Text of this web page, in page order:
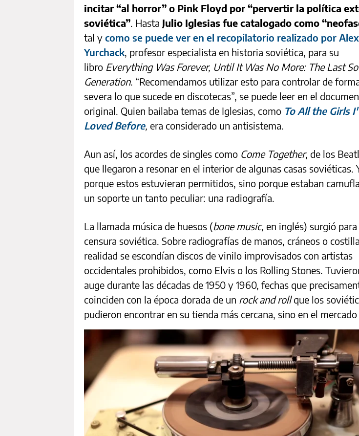
incitar “al horror” o Pink Floyd por “pervertir la política
soviética”. Hasta Julio Iglesias fue catalogado como
tal y como se puede ver en el recopilatorio realizado por
Yurchack, profesor especialista en historia soviética, para su
libro Everything Was Forever, Until It Was No More: The Last
Generation. “Recomendamos utilizar esto para controlar de
severa lo que sucede en discotecas”, se puede leer en el
original. Quien bailaba temas de Iglesias, como To All the Girls
Loved Before, era considerado un antisistema.
Aun así, los acordes de singles como Come Together, de los
que llegaron a resonar en el interior de algunas casas soviéticas.
porque estos estuvieran permitidos, sino porque estaban
un soporte un tanto peculiar: una radiografía.
La llamada música de huesos (bone music, en inglés) surgió
censura soviética. Sobre radiografías de manos, cráneos o
realidad se escondían discos de vinilo improvisados con artistas
occidentales prohibidos, como Elvis o los Rolling Stones.
auge durante las décadas de 1950 y 1960, fechas que
coinciden con la época dorada de un rock and rollque los
pudieron encontrar en su tienda más cercana, sino en el